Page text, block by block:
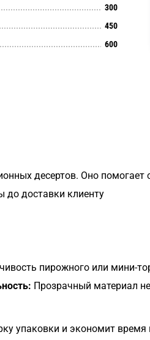
300
450
600
десертов. Оно помогает
до доставки клиенту
пирожного или мини-
Прозрачный материал
упаковки и экономит время